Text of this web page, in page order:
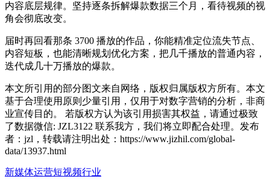
内容底层规律。坚持逐条拆解爆款数据三个月，看待视频的视
角会彻底改变。
届时再回看那条 3700 播放的作品，你能精准定位流失节点、
内容短板，也能清晰规划优化方案，把几千播放的普通内容，
迭代成几十万播放的爆款。
本文所引用的部分图文来自网络，版权归属版权方所有。本文
基于合理使用原则少量引用，仅用于对数字营销的分析，非商
业宣传目的。 若版权方认为该引用损害其权益，请通过极致
了数据微信: JZL3122 联系我方，我们将立即配合处理。发布
者：jzl，转载请注明出处： https://www.jizhil.com/global-
data/13937.html
新媒体运营短视频行业